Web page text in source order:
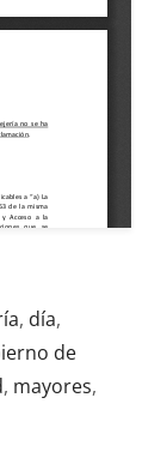
, día,
de
, mayores,